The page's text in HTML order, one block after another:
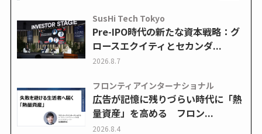
SusHi Tech Tokyo
Pre-IPO時代の新たな資本戦略：グ
ロースエクイティとセカンダ...
2026.8.7
フロンティアインターナショナル
広告が記憶に残りづらい時代に「熱
量資産」を高める フロン...
2026.8.4